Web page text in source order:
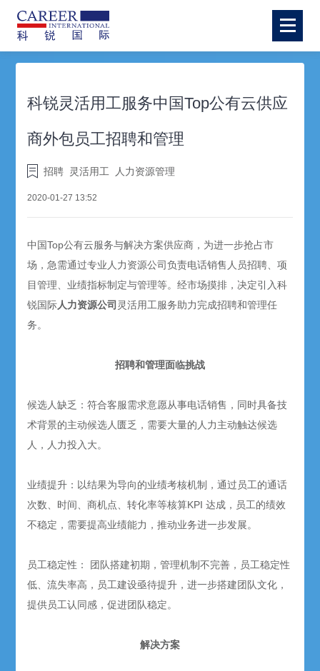
科锐灵活用工服务中国Top公有云供应
商外包员工招聘和管理
招聘 灵活用工 人力资源管理
2020-01-27 13:52
中国Top公有云服务与解决方案供应商，为进一步抢占市
场，急需通过专业人力资源公司负责电话销售人员招聘、项
目管理、业绩指标制定与管理等。经市场摸排，决定引入科
锐国际人力资源公司 灵活用工服务助力完成招聘和管理任
务。
招聘和管理面临挑战
候选人缺乏：符合客服需求意愿从事电话销售，同时具备技
术背景的主动候选人匮乏，需要大量的人力主动触达候选
人，人力投入大。
业绩提升：以结果为导向的业绩考核机制，通过员工的通话
次数、时间、商机点、转化率等核算KPI 达成，员工的绩效
不稳定，需要提高业绩能力，推动业务进一步发展。
员工稳定性： 团队搭建初期，管理机制不完善，员工稳定性
低、流失率高，员工建设亟待提升，进一步搭建团队文化，
提供员工认同感，促进团队稳定。
解决方案